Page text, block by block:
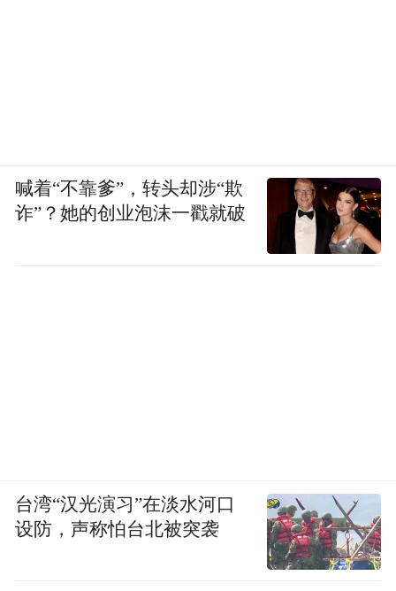
喊着“不靠爹”，转头却涉“欺
诈”？她的创业泡沫一戳就破
台湾“汉光演习”在淡水河口
设防，声称怕台北被突袭